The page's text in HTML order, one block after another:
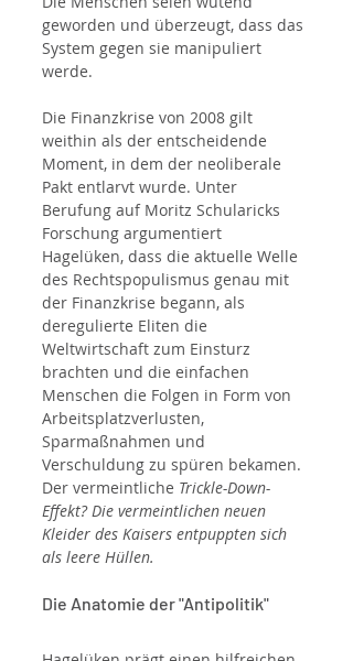
geworden und überzeugt, dass das
System gegen sie manipuliert
werde.
Die Finanzkrise von 2008 gilt
weithin als der entscheidende
Moment, in dem der neoliberale
Pakt entlarvt wurde. Unter
Berufung auf Moritz Schularicks
Forschung argumentiert
Hagelüken, dass die aktuelle Welle
des Rechtspopulismus genau mit
der Finanzkrise begann, als
deregulierte Eliten die
Weltwirtschaft zum Einsturz
brachten und die einfachen
Menschen die Folgen in Form von
Arbeitsplatzverlusten,
Sparmaßnahmen und
Verschuldung zu spüren bekamen.
Der vermeintliche Trickle-Down-
Effekt? Die vermeintlichen neuen
Kleider des Kaisers entpuppten sich
als leere Hüllen.
Die Anatomie der "Antipolitik"